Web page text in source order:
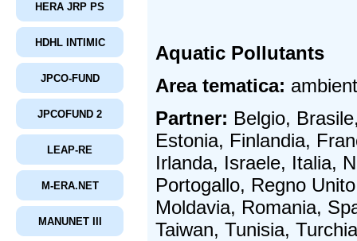
HERA JRP PS
HDHL INTIMIC
JPCO-FUND
JPCOFUND 2
LEAP-RE
M-ERA.NET
MANUNET III
Aquatic Pollutants
Area tematica:
Partner: Belgio,
Estonia, Finlandia,
Irlanda, Israele, Italia,
Portogallo, Regno
Moldavia, Romania,
Taiwan, Tunisia,